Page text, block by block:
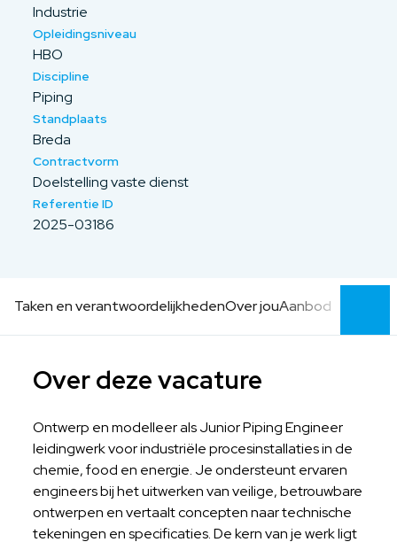
Industrie
Opleidingsniveau
HBO
Discipline
Piping
Standplaats
Breda
Contractvorm
Doelstelling vaste dienst
Referentie ID
2025-03186
Taken en verantwoordelijkhedenOver jouAanbod
Over deze vacature
Ontwerp en modelleer als Junior Piping Engineer
leidingwerk voor industriële procesinstallaties in de
chemie, food en energie. Je ondersteunt ervaren
engineers bij het uitwerken van veilige, betrouwbare
ontwerpen en vertaalt concepten naar technische
tekeningen en specificaties. De kern van je werk ligt